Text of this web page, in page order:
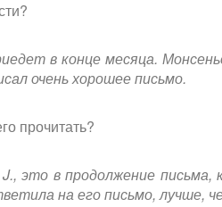
в конце месяца.
очень хорошее письмо.
прочитать?
это в продолжение
на его письмо, лучше,